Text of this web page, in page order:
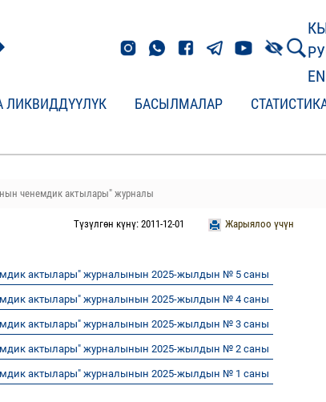
ЛИКВИДДҮҮЛҮК БАСЫЛМАЛАР
ченемдик актылары" журналы
Жарыялоо үчүн
Түзүлгөн күнү: 2011-12-01
актылары" журналынын 2025-жылдын № 5 саны
актылары" журналынын 2025-жылдын № 4 саны
актылары" журналынын 2025-жылдын № 3 саны
актылары" журналынын 2025-жылдын № 2 саны
актылары" журналынын 2025-жылдын № 1 саны